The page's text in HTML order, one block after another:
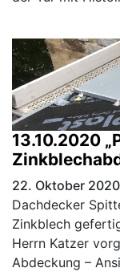
13.10.2020
22. Oktober 2020
Dachdecker
Zinkblech
Herrn Katzer
Abdeckung –